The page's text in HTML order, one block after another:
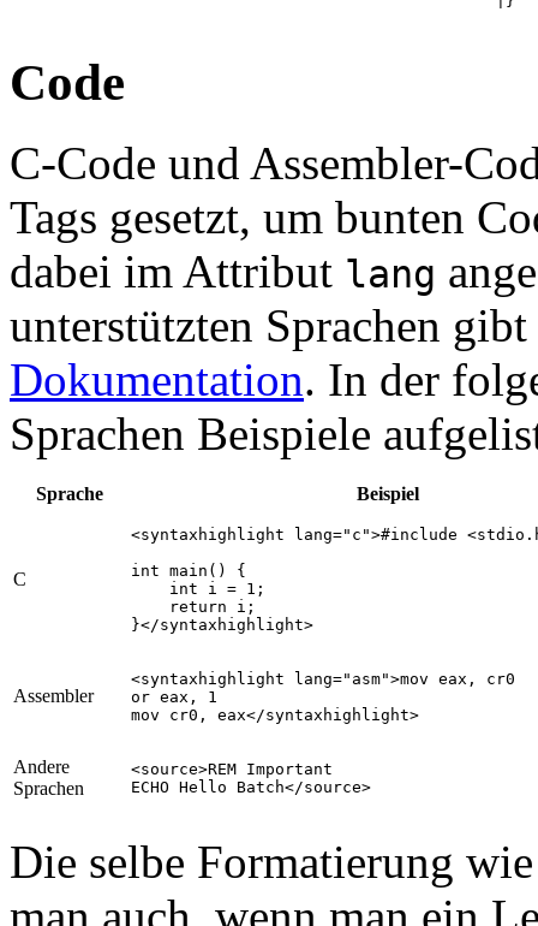
Code
C-Code und Assembler-
Tags gesetzt, um bunten
dabei im Attribut lang
unterstützten Sprachen
Dokumentation. In der
Sprachen Beispiele
Sprache Beispiel
C
<syntaxhighlight lang="c">#include
int main() {
    int i = 1;
    return i;
Assembler
<syntaxhighlight lang="asm">mov eax, cr0
or eax, 1
Andere
Sprachen
<source>REM Important
Die selbe Formatierung
man auch, wenn man ein